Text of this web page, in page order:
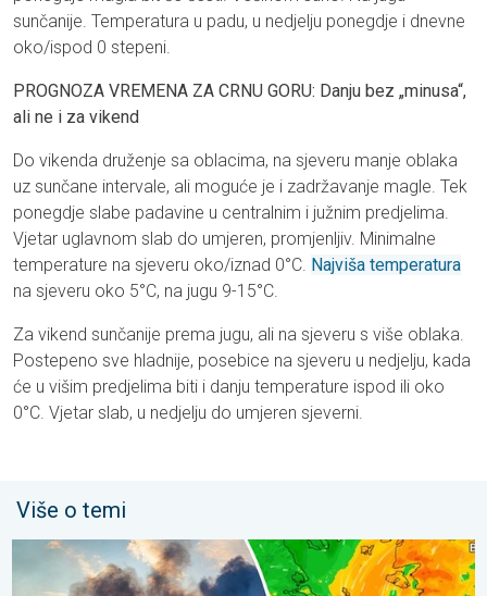
sunčanije. Temperatura u padu, u nedjelju ponegdje i dnevne
oko/ispod 0 stepeni.
PROGNOZA VREMENA ZA CRNU GORU: Danju bez „minusa“,
ali ne i za vikend
Do vikenda druženje sa oblacima, na sjeveru manje oblaka
uz sunčane intervale, ali moguće je i zadržavanje magle. Tek
ponegdje slabe padavine u centralnim i južnim predjelima.
Vjetar uglavnom slab do umjeren, promjenljiv. Minimalne
temperature na sjeveru oko/iznad 0°C. Najviša temperatura
na sjeveru oko 5°C, na jugu 9-15°C.
Za vikend sunčanije prema jugu, ali na sjeveru s više oblaka.
Postepeno sve hladnije, posebice na sjeveru u nedjelju, kada
će u višim predjelima biti i danju temperature ispod ili oko
0°C. Vjetar slab, u nedjelju do umjeren sjeverni.
Više o temi
Olujni vjetar rasplamsava vatru. Vruće i jak vjetar. . . petak, 31.